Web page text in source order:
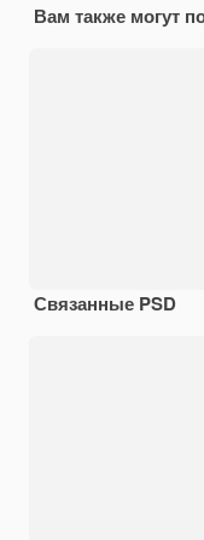
Вам также могут
Связанные PSD